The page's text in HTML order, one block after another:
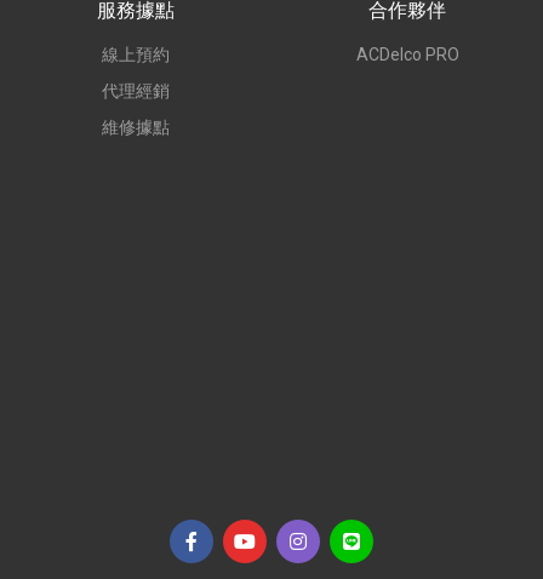
服務據點
線上預約
代理經銷
維修據點
合作夥伴
ACDelco PRO